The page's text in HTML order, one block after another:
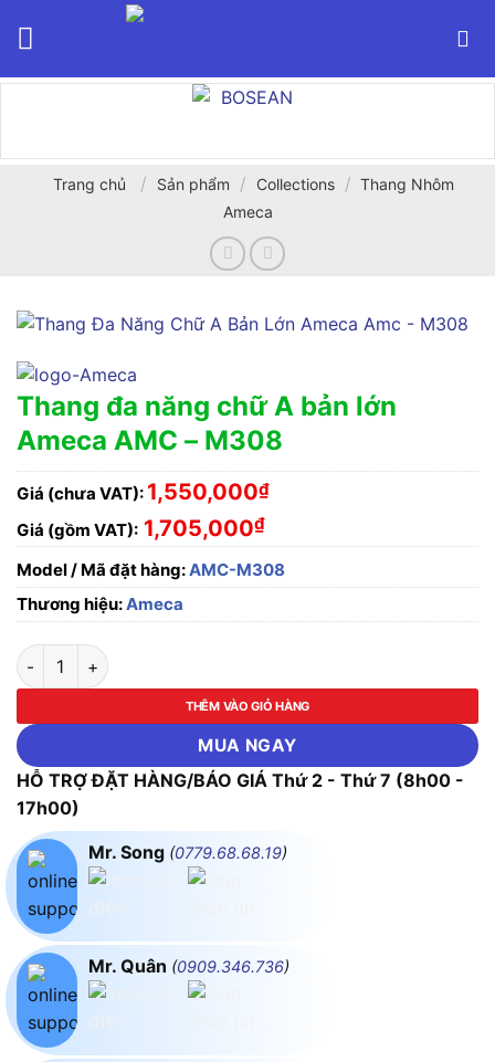
Trang chủ / Sản phẩm / Collections / Thang Nhôm
Ameca
Thang đa năng chữ A bản lớn
Ameca AMC – M308
Giá (chưa VAT): 1,550,000₫
Giá (gồm VAT): 1,705,000₫
Model / Mã đặt hàng:AMC-M308
Thương hiệu:Ameca
Thang đa năng chữ A bản lớn Ameca AMC - M308 số lượng
THÊM VÀO GIỎ HÀNG
MUA NGAY
HỖ TRỢ ĐẶT HÀNG/BÁO GIÁ Thứ 2 - Thứ 7 (8h00 -
17h00)
Mr. Song (0779.68.68.19)
Mr. Quân (0909.346.736)